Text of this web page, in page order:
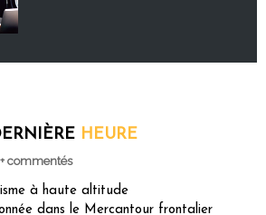
HEURE
commentés
à haute altitude
dans le Mercantour frontalier